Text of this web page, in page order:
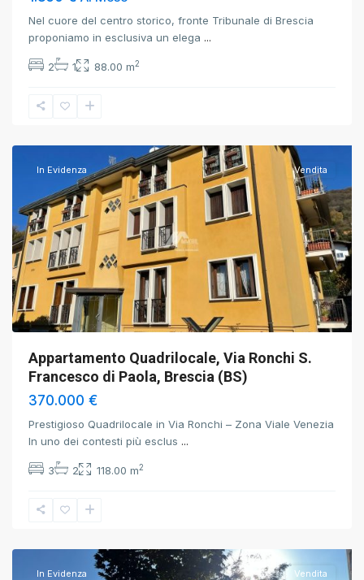
Nel cuore del centro storico, fronte Tribunale di Brescia
proponiamo in esclusiva un elega ...
2 1 88.00 m2
Brescia,
In Evidenza Vendita
Appartamento Quadrilocale, Via Ronchi S.
Francesco di Paola, Brescia (BS)
370.000 €
Prestigioso Quadrilocale in Via Ronchi – Zona Viale Venezia
In uno dei contesti più esclus ...
3 2 118.00 m2
Brescia,
In Evidenza Vendita